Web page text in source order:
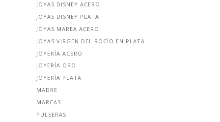
JOYAS DISNEY ACERO
JOYAS DISNEY PLATA
JOYAS MAREA ACERO
JOYAS VIRGEN DEL ROCÍO EN PLATA
JOYERÍA ACERO
JOYERÍA ORO
JOYERÍA PLATA
MADRE
MARCAS
PULSERAS